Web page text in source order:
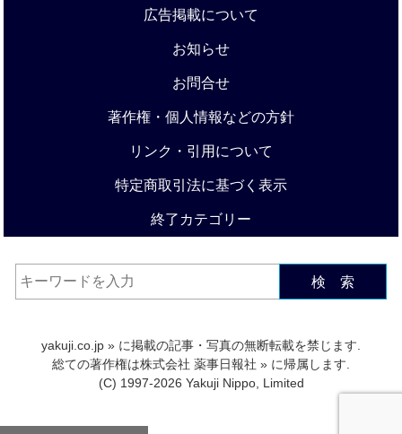
広告掲載について
お知らせ
お問合せ
著作権・個人情報などの方針
リンク・引用について
特定商取引法に基づく表示
終了カテゴリー
検 索
yakuji.co.jp » に掲載の記事・写真の無断転載を禁じます.
総ての著作権は株式会社 薬事日報社 » に帰属します.
(C) 1997-2026 Yakuji Nippo, Limited